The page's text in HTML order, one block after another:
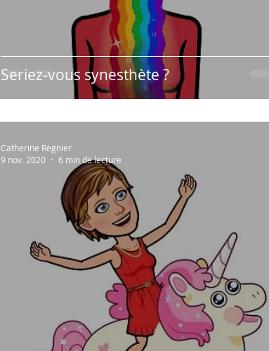
Seriez-vous synesthète ?
Catherine Regnier
9 nov. 2020
6 min de lecture